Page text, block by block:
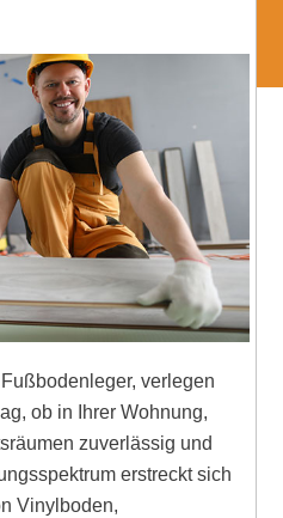
verlegen
ob in Ihrer Wohnung,
zuverlässig und
erstreckt sich
Vinylboden,